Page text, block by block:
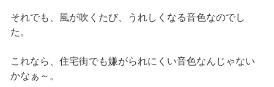
それでも、風が吹くたび、うれしくなる音色なのでし
た。
これなら、住宅街でも嫌がられにくい音色なんじゃない
かなぁ～。